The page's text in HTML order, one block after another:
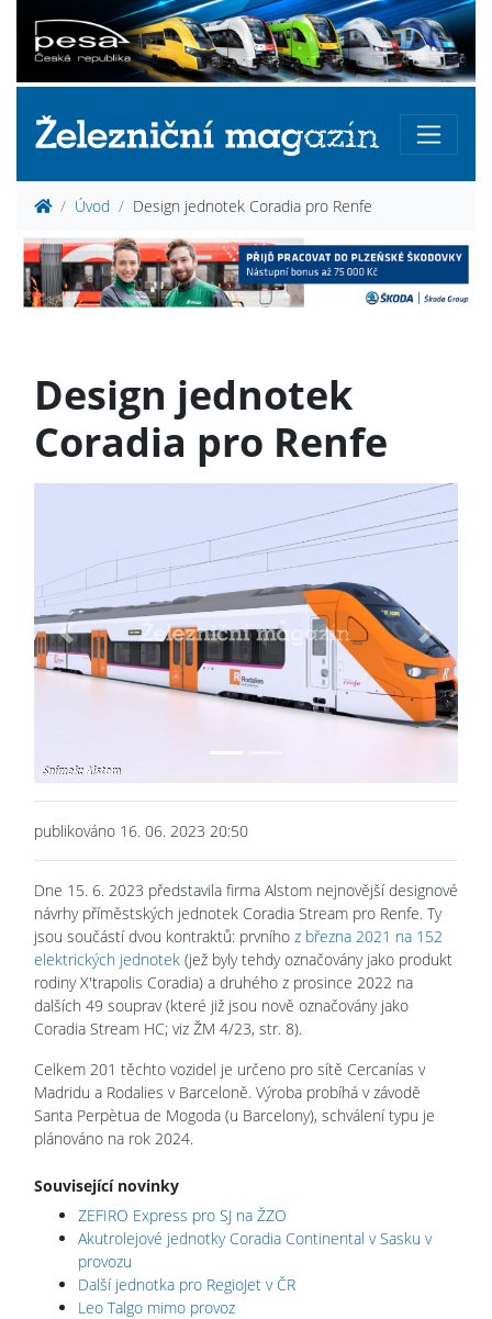
Úvod Design jednotek Coradia pro Renfe
Design jednotek
Coradia pro Renfe
Previous Next
publikováno 16. 06. 2023 20:50
Dne 15. 6. 2023 představila firma Alstom nejnovější designové
návrhy příměstských jednotek Coradia Stream pro Renfe. Ty
jsou součástí dvou kontraktů: prvního z března 2021 na 152
elektrických jednotek (jež byly tehdy označovány jako produkt
rodiny X'trapolis Coradia) a druhého z prosince 2022 na
dalších 49 souprav (které již jsou nově označovány jako
Coradia Stream HC; viz ŽM 4/23, str. 8).
Celkem 201 těchto vozidel je určeno pro sítě Cercanías v
Madridu a Rodalies v Barceloně. Výroba probíhá v závodě
Santa Perpètua de Mogoda (u Barcelony), schválení typu je
plánováno na rok 2024.
Související novinky
ZEFIRO Express pro SJ na ŽZO
Akutrolejové jednotky Coradia Continental v Sasku v
provozu
Další jednotka pro RegioJet v ČR
Leo Talgo mimo provoz